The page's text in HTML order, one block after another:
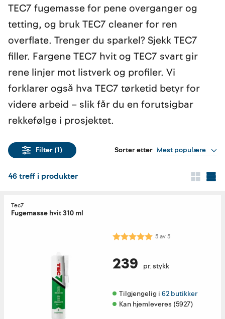
TEC7 fugemasse for pene overganger og
tetting, og bruk TEC7 cleaner for ren
overflate. Trenger du sparkel? Sjekk TEC7
filler. Fargene TEC7 hvit og TEC7 svart gir
rene linjer mot listverk og profiler. Vi
forklarer også hva TEC7 tørketid betyr for
videre arbeid – slik får du en forutsigbar
rekkefølge i prosjektet.
Filter (1) Sorter etter Mest populære
46treff i produkter
Tec7
Fugemasse hvit 310 ml
Karakter: 5.0 av 5 mulige
5av5
239 pr. stykk
Tilgjengelig i 62 butikker
Kan hjemleveres (5927)